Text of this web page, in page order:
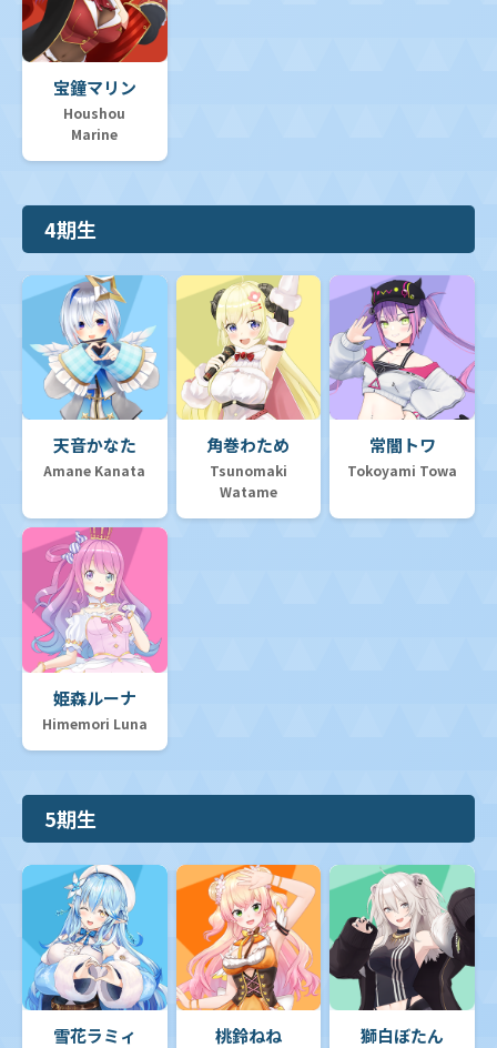
宝鐘マリン
Houshou
Marine
4期生
天音かなた
Amane Kanata
角巻わため
Tsunomaki
Watame
常闇トワ
Tokoyami Towa
姫森ルーナ
Himemori Luna
5期生
雪花ラミィ 桃鈴ねね 獅白ぼたん